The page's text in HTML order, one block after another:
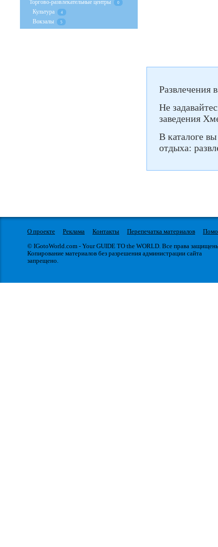
Развлечения
Не
заведения
В каталоге
отдыха:
Торгово-развлекательные центры 0
Культура 4
Вокзалы 5
О проекте Реклама Контакты Перепечатка материалов
© IGotoWorld.com - Your GUIDE TO the WORLD. Все права
Копирование материалов без разрешения администрации сайта
запрещено.